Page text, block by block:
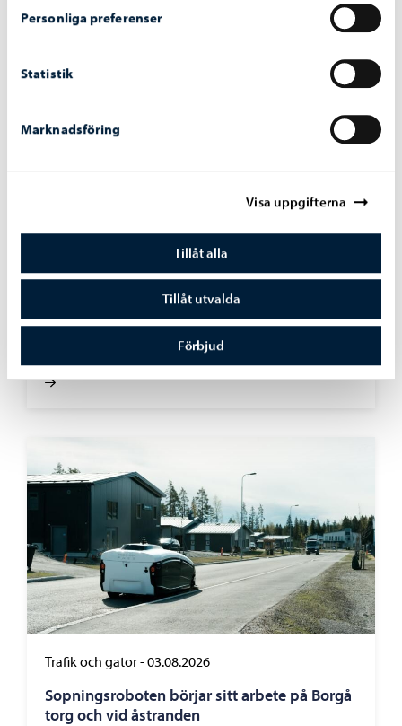
Personliga preferenser
Statistik
Marknadsföring
Visa uppgifterna
Tillåt alla
Tillåt utvalda
Förbjud
Alexandersgatans-bro - 03.08.2026
Alexandersgatans bro öppnas för trafik
måndagen den 10 augusti
Trafik och gator-03.08.2026
Sopningsroboten börjar sitt arbete på Borgå
torg och vid åstranden